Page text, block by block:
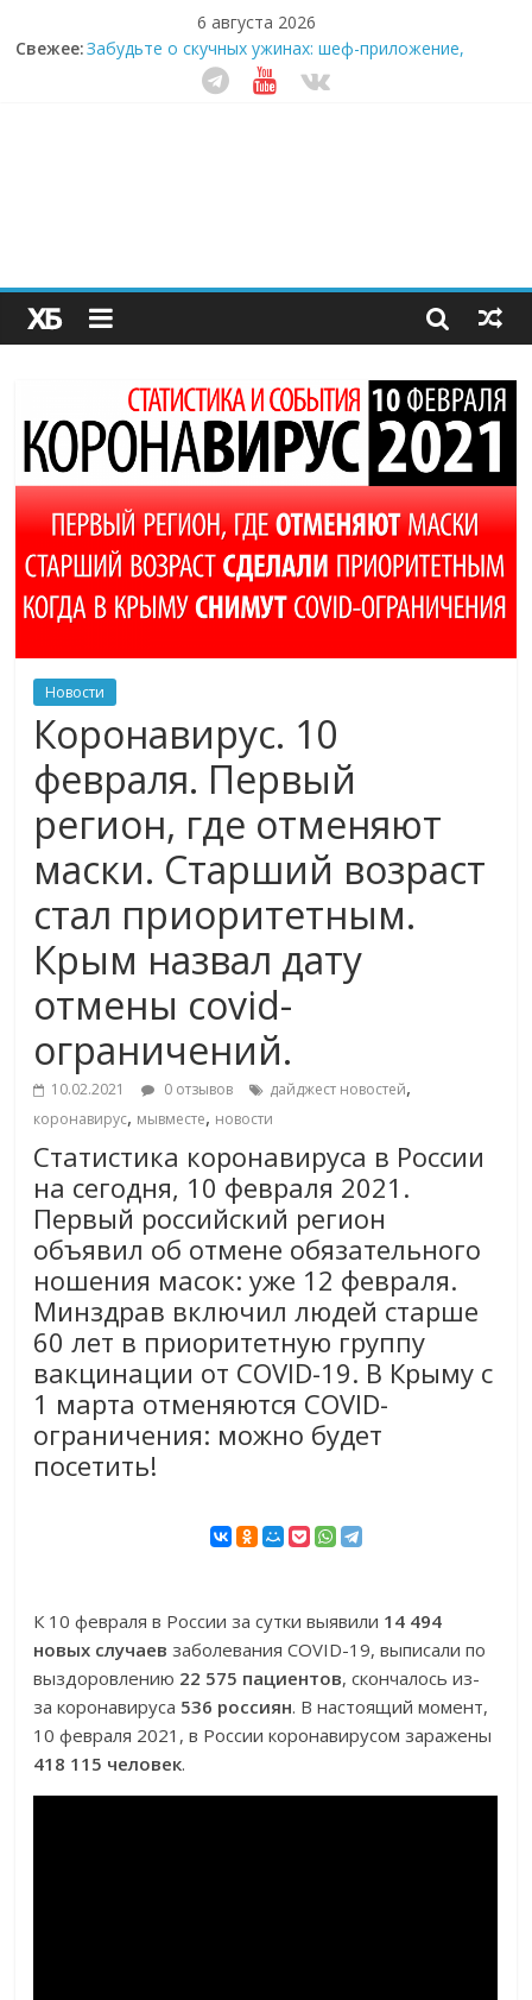
6 августа 2026
Свежее:Забудьте о скучных ужинах: шеф-приложение,
которое видит вашу еду насквозь
Небо зовёт: как бизнес на полётах дронов и
Секрет супергидратации: почему кокосовая вода с
пребиотиками становится главным трендом
здорового питания
Новости
Коронавирус. 10
февраля. Первый
регион, где отменяют
маски. Старший возраст
стал приоритетным.
Крым назвал дату
отмены covid-
ограничений.
10.02.2021 0 отзывов дайджест новостей,
коронавирус, мывместе, новости
Статистика коронавируса в России
на сегодня, 10 февраля 2021.
Первый российский регион
объявил об отмене обязательного
ношения масок: уже 12 февраля.
Минздрав включил людей старше
60 лет в приоритетную группу
вакцинации от COVID-19. В Крыму с
1 марта отменяются COVID-
ограничения: можно будет
посетить!
К 10 февраля в России за сутки выявили 14 494
новых случаев заболевания COVID-19, выписали по
выздоровлению 22 575 пациентов, скончалось из-
за коронавируса 536 россиян. В настоящий момент,
10 февраля 2021, в России коронавирусом заражены
418 115 человек.